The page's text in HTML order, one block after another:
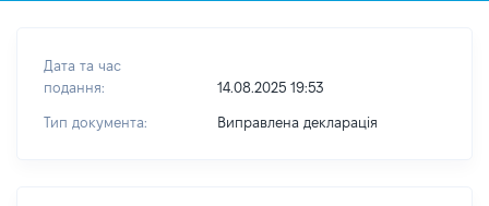
Дата та час
подання:
14.08.2025 19:53
Тип документа: Виправлена декларація